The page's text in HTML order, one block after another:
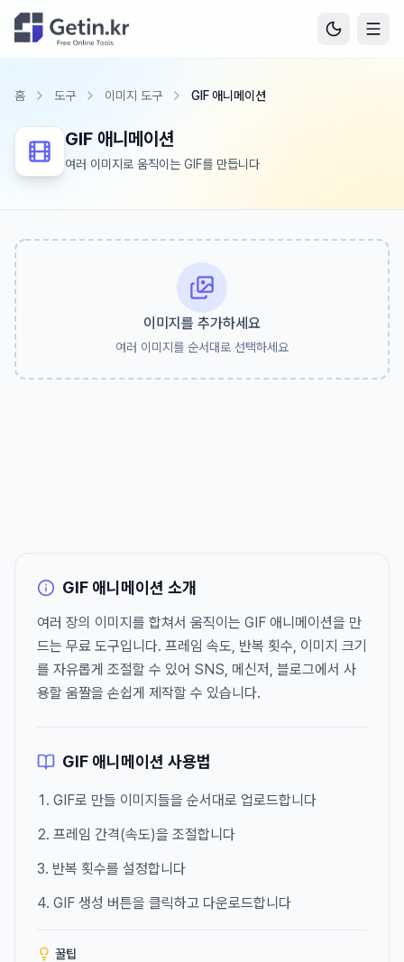
홈 도구 이미지 도구 GIF 애니메이션
GIF 애니메이션
여러 이미지로 움직이는 GIF를 만듭니다
이미지를 추가하세요
여러 이미지를 순서대로 선택하세요
GIF 애니메이션 소개
여러 장의 이미지를 합쳐서 움직이는 GIF 애니메이션을 만
드는 무료 도구입니다. 프레임 속도, 반복 횟수, 이미지 크기
를 자유롭게 조절할 수 있어 SNS, 메신저, 블로그에서 사
용할 움짤을 손쉽게 제작할 수 있습니다.
GIF 애니메이션 사용법
GIF로 만들 이미지들을 순서대로 업로드합니다
프레임 간격(속도)을 조절합니다
반복 횟수를 설정합니다
GIF 생성 버튼을 클릭하고 다운로드합니다
꿀팁